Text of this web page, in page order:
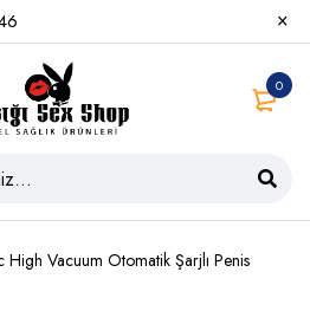
0
High Vacuum Otomatik Şarjlı Penis